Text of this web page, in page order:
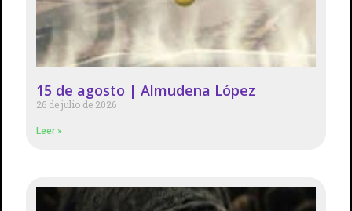
15 de agosto | Almudena López
26 de julio de 2026
Leer »